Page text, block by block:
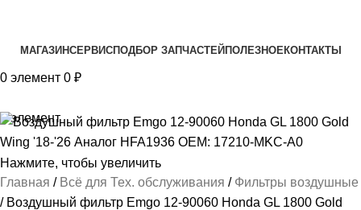
МАГАЗИНСЕРВИСПОДБОР ЗАПЧАСТЕЙ ПОЛЕЗНОЕКОНТАКТЫ
0 элемент 0 ₽
0элемент
Нажмите, чтобы увеличить
Главная
Всё для Тех. обслуживания
Фильтры воздушные
Воздушный фильтр Emgo 12-90060 Honda GL 1800 Gold